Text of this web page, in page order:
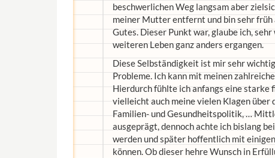
beschwerlichen Weg langsam aber
meiner Mutter entfernt und bin sehr früh
Gutes. Dieser Punkt war, glaube ich,
weiteren Leben ganz anders ergangen.
Diese Selbständigkeit ist mir sehr
Probleme. Ich kann mit meinen
Hierdurch fühlte ich anfangs eine starke
vielleicht auch meine vielen Klagen
Familien- und Gesundheitspolitik, …
ausgeprägt, dennoch achte ich bislang
werden und später hoffentlich mit
können. Ob dieser hehre Wunsch in